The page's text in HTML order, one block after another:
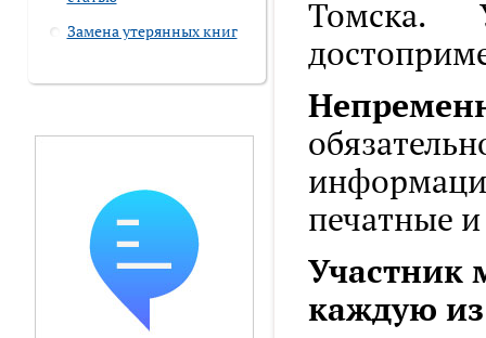
Замена утерянных книг
Томска.
печатные
Участник
каждую